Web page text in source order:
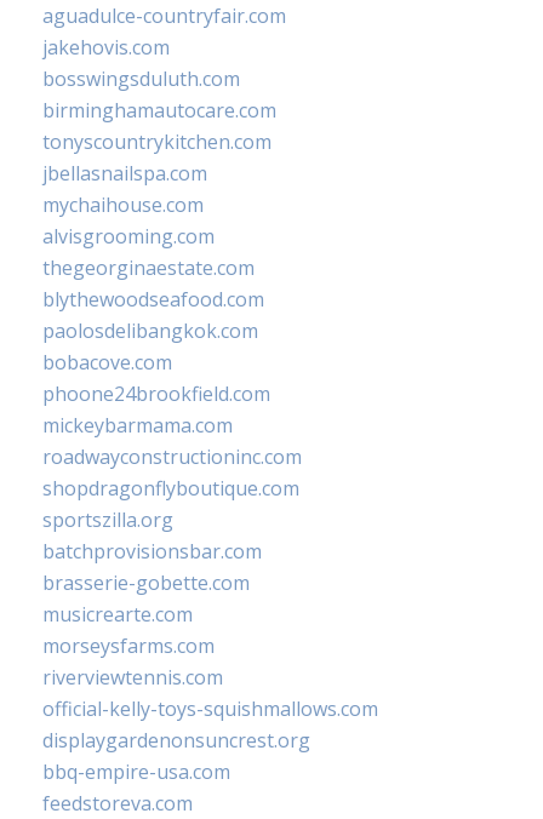
aguadulce-countryfair.com
jakehovis.com
bosswingsduluth.com
birminghamautocare.com
tonyscountrykitchen.com
jbellasnailspa.com
mychaihouse.com
alvisgrooming.com
thegeorginaestate.com
blythewoodseafood.com
paolosdelibangkok.com
bobacove.com
phoone24brookfield.com
mickeybarmama.com
roadwayconstructioninc.com
shopdragonflyboutique.com
sportszilla.org
batchprovisionsbar.com
brasserie-gobette.com
musicrearte.com
morseysfarms.com
riverviewtennis.com
official-kelly-toys-squishmallows.com
displaygardenonsuncrest.org
bbq-empire-usa.com
feedstoreva.com